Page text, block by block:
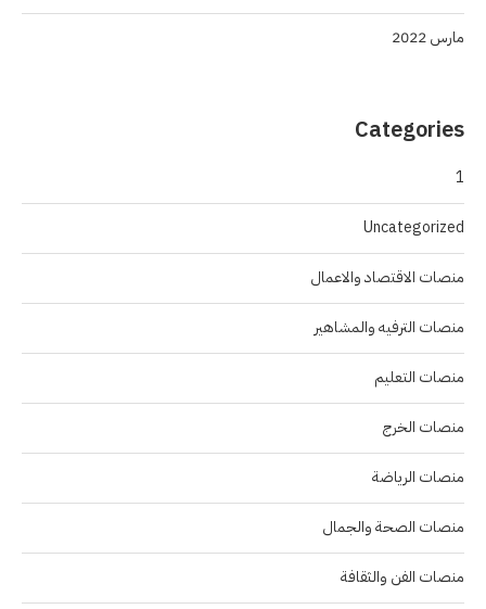
مارس 2022
Categories
1
Uncategorized
منصات الاقتصاد والاعمال
منصات الترفيه والمشاهير
منصات التعليم
منصات الخرج
منصات الرياضة
منصات الصحة والجمال
منصات الفن والثقافة